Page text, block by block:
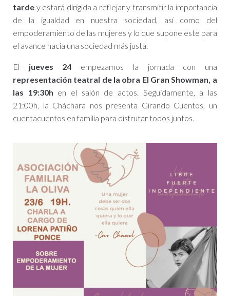
tarde y estará dirigida a reflejar y transmitir la importancia
de la igualdad en nuestra sociedad, así como del
empoderamiento de las mujeres y lo que supone este para
el avance hacia una sociedad más justa.
El jueves 24 empezamos la jornada con una
representación teatral de la obra El Gran Showman, a
las 19:30h en el salón de actos. Seguidamente, a las
21:00h, la Cháchara nos presenta Girando Cuentos, un
cuentacuentos en familia para disfrutar todos juntos.